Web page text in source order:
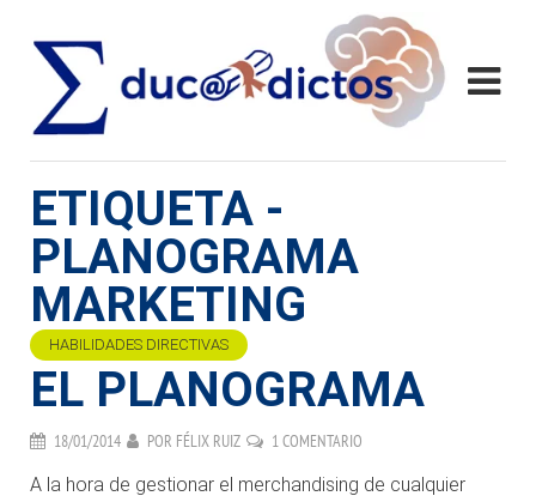
ETIQUETA -
PLANOGRAMA
MARKETING
HABILIDADES DIRECTIVAS
EL PLANOGRAMA
18/01/2014 POR FÉLIX RUIZ 1 COMENTARIO
A la hora de gestionar el merchandising de cualquier